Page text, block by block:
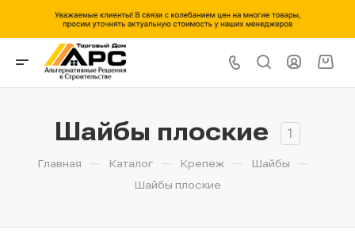
Шайбы плоские 1
Главная — Каталог — Крепеж — Шайбы —
Шайбы плоские